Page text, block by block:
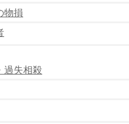
物損
過失相殺